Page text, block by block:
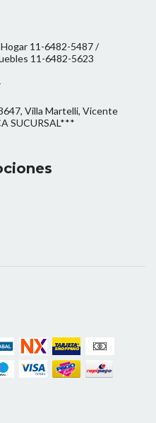
11-6482-5487 /
11-6482-5623
Villa Martelli, Vicente
SUCURSAL***